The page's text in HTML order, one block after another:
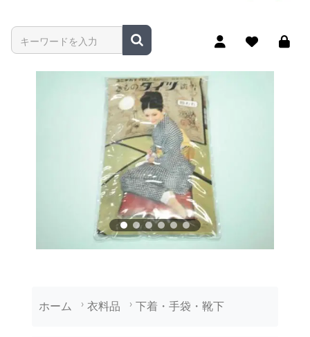
商品名やキーワードを入力
ホーム 衣料品 下着・手袋・靴下